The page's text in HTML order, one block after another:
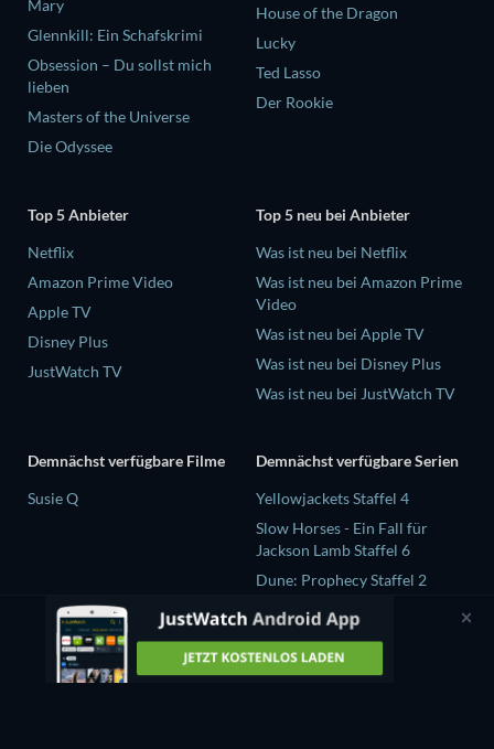
Mary
Glennkill: Ein Schafskrimi
Obsession – Du sollst mich
lieben
Masters of the Universe
Die Odyssee
House of the Dragon
Lucky
Ted Lasso
Der Rookie
Top 5 Anbieter
Netflix
Amazon Prime Video
Apple TV
Disney Plus
JustWatch TV
Top 5 neu bei Anbieter
Was ist neu bei Netflix
Was ist neu bei Amazon Prime
Video
Was ist neu bei Apple TV
Was ist neu bei Disney Plus
Was ist neu bei JustWatch TV
Demnächst verfügbare Filme
Susie Q
Demnächst verfügbare Serien
Yellowjackets Staffel 4
Slow Horses - Ein Fall für
Jackson Lamb Staffel 6
Dune: Prophecy Staffel 2
The Gentlemen Staffel 2
Love Is Blind: UK Staffel 3